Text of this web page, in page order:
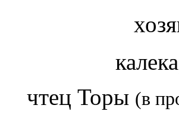
чтец Торы (в